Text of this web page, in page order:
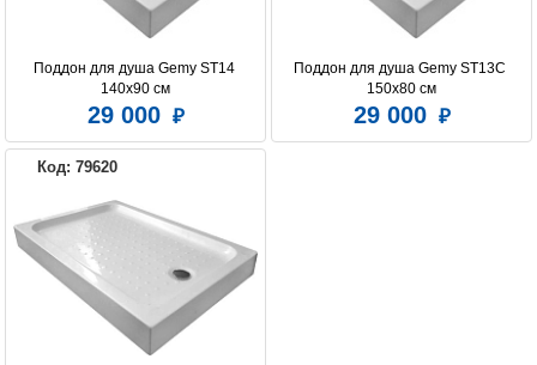
Поддон для душа Gemy ST14
140х90 см
29 000
Поддон для душа Gemy ST13C
150х80 см
29 000
Код: 79620